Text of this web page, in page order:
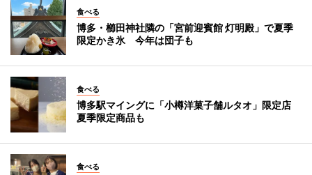
食べる
博多・櫛田神社隣の「宮前迎賓館 灯明殿」で夏季
限定かき氷 今年は団子も
食べる
博多駅マイングに「小樽洋菓子舗ルタオ」限定店
夏季限定商品も
食べる